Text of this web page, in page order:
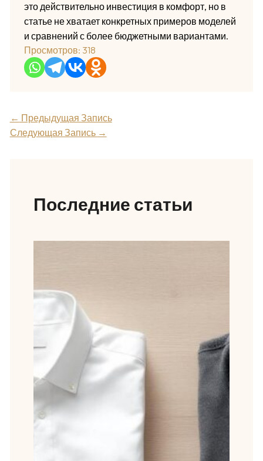
это действительно инвестиция в комфорт, но в
статье не хватает конкретных примеров моделей
и сравнений с более бюджетными вариантами.
Просмотров: 318
← Предыдущая Запись
Следующая Запись →
Последние статьи